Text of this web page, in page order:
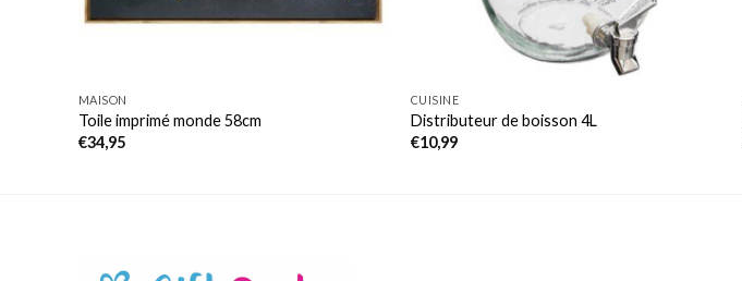
MAISON
Toile imprimé monde 58cm
€34,95
CUISINE
Distributeur de boisson 4L
€10,99